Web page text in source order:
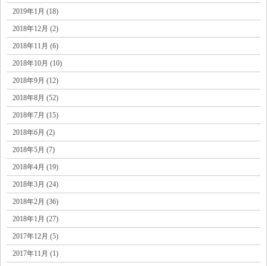
2019年1月 (18)
2018年12月 (2)
2018年11月 (6)
2018年10月 (10)
2018年9月 (12)
2018年8月 (52)
2018年7月 (15)
2018年6月 (2)
2018年5月 (7)
2018年4月 (19)
2018年3月 (24)
2018年2月 (36)
2018年1月 (27)
2017年12月 (5)
2017年11月 (1)